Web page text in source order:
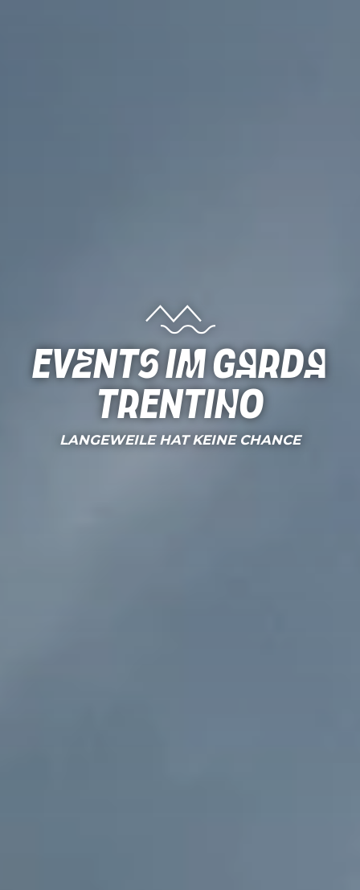
Events im Garda
Trentino
LANGEWEILE HAT KEINE CHANCE